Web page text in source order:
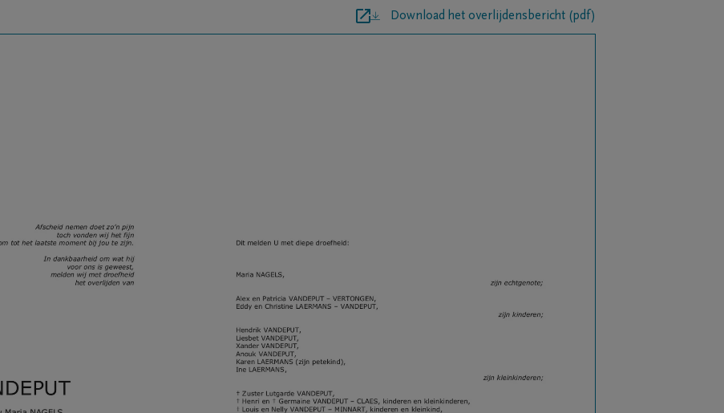
Download het overlijdensbericht (pdf)